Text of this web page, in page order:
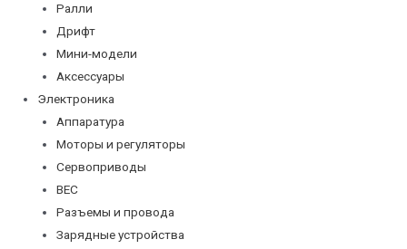
Ралли
Дрифт
Мини-модели
Аксессуары
Электроника
Аппаратура
Моторы и регуляторы
Сервоприводы
BEC
Разъемы и провода
Зарядные устройства